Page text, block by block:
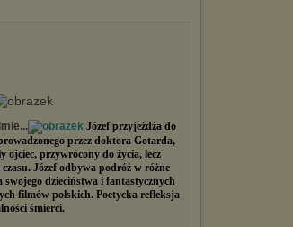
Józef przyjeżdża do
przez doktora Gotarda,
ojciec, przywrócony do życia, lecz
Józef odbywa podróż w różne
swojego dzieciństwa i fantastycznych
filmów polskich. Poetycka refleksja
śmierci.